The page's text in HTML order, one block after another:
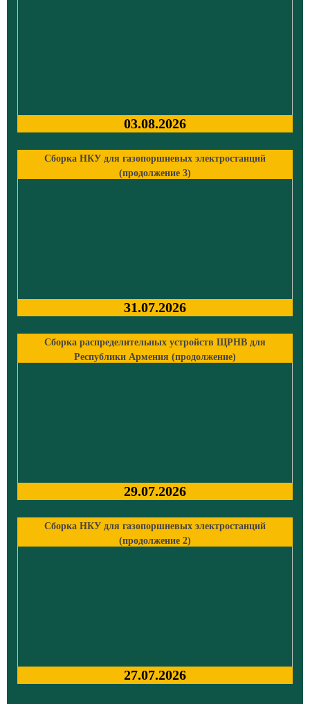
03.08.2026
Сборка НКУ для газопоршневых электростанций
(продолжение 3)
31.07.2026
Сборка распределительных устройств ЩРНВ для
Республики Армения (продолжение)
29.07.2026
Сборка НКУ для газопоршневых электростанций
(продолжение 2)
27.07.2026